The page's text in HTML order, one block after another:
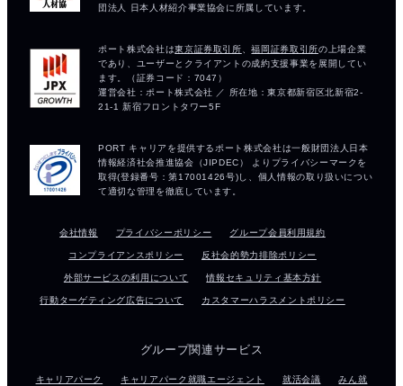
会社情報 プライバシーポリシー グループ会員利用規約
コンプライアンスポリシー 反社会的勢力排除ポリシー
外部サービスの利用について 情報セキュリティ基本方針
行動ターゲティング広告について カスタマーハラスメントポリシー